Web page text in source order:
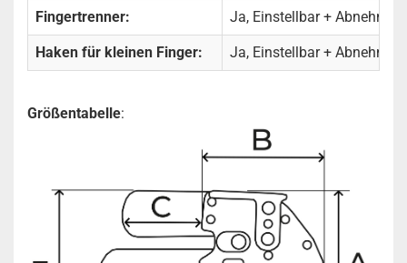
Fingertrenner: Ja, Einstellbar +
Haken für kleinen Finger: Ja, Einstellbar +
Größentabelle: